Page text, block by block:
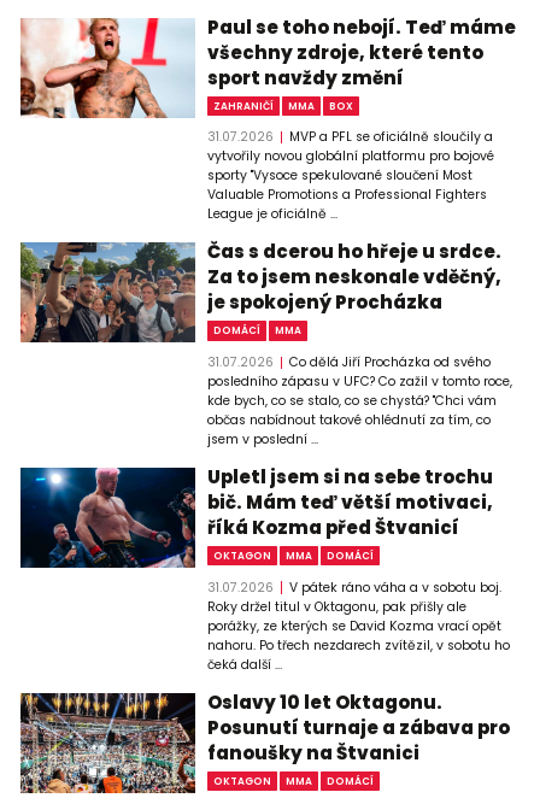
Paul se toho nebojí. Teď máme
všechny zdroje, které tento
sport navždy změní
ZAHRANIČÍ MMA BOX
31.07.2026
MVP a PFL se oficiálně sloučily a
vytvořily novou globální platformu pro bojové
sporty "Vysoce spekulované sloučení Most
Valuable Promotions a Professional Fighters
League je oficiálně ...
Čas s dcerou ho hřeje u srdce.
Za to jsem neskonale vděčný,
je spokojený Procházka
DOMÁCÍ MMA
31.07.2026
Co dělá Jiří Procházka od svého
posledního zápasu v UFC? Co zažil v tomto roce,
kde bych, co se stalo, co se chystá? "Chci vám
občas nabídnout takové ohlédnutí za tím, co
jsem v poslední ...
Upletl jsem si na sebe trochu
bič. Mám teď větší motivaci,
říká Kozma před Štvanicí
OKTAGON MMA DOMÁCÍ
31.07.2026
V pátek ráno váha a v sobotu boj.
Roky držel titul v Oktagonu, pak přišly ale
porážky, ze kterých se David Kozma vrací opět
nahoru. Po třech nezdarech zvítězil, v sobotu ho
čeká další ...
Oslavy 10 let Oktagonu.
Posunutí turnaje a zábava pro
fanoušky na Štvanici
OKTAGON MMA DOMÁCÍ